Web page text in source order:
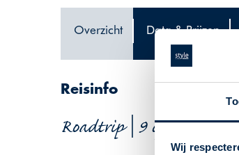
Wij
Overzicht Data & Prijzen
Reisinfo
Roadtrip | 9 of 12